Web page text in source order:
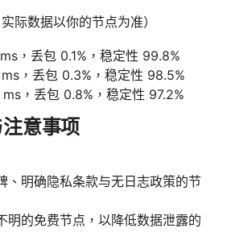
际数据以你的节点为准）
，丢包 0.1%，稳定性 99.8%
，丢包 0.3%，稳定性 98.5%
，丢包 0.8%，稳定性 97.2%
意事项
、明确隐私条款与无日志政策的节
明的免费节点，以降低数据泄露的